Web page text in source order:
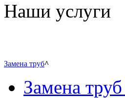
Наши услуги
Замена труб^
Замена